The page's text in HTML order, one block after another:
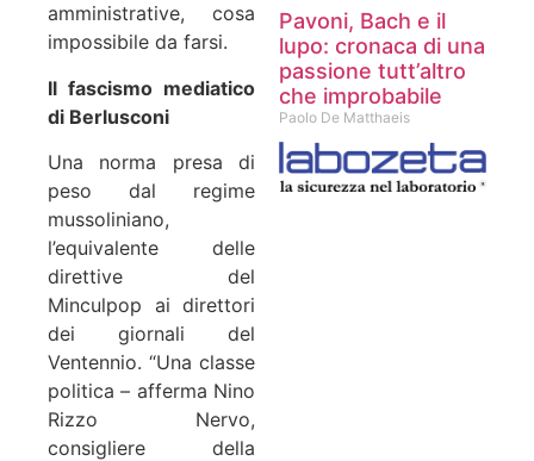
amministrative, cosa
impossibile da farsi.
Il fascismo mediatico
di Berlusconi
Una norma presa di
peso dal regime
mussoliniano,
l’equivalente delle
direttive del
Minculpop ai direttori
dei giornali del
Ventennio. “Una classe
politica – afferma Nino
Rizzo Nervo,
consigliere della
Pavoni, Bach e il
lupo: cronaca di una
passione tutt’altro
che improbabile
Paolo De Matthaeis